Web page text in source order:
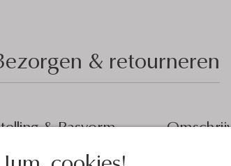
& retourneren
& Pasvorm
Stap stijlvol